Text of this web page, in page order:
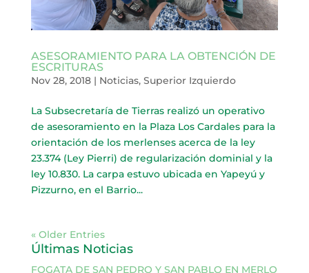
ASESORAMIENTO PARA LA OBTENCIÓN DE
ESCRITURAS
Nov 28, 2018| Noticias, Superior Izquierdo
La Subsecretaría de Tierras realizó un operativo
de asesoramiento en la Plaza Los Cardales para la
orientación de los merlenses acerca de la ley
23.374 (Ley Pierri) de regularización dominial y la
ley 10.830. La carpa estuvo ubicada en Yapeyú y
Pizzurno, en el Barrio...
« Older Entries
Últimas Noticias
FOGATA DE SAN PEDRO Y SAN PABLO EN MERLO